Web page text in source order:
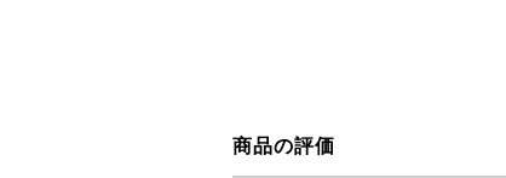
商品の評価